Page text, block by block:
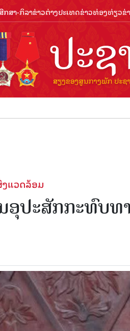
ກສາ-ກິລາຂ່າວຕ່າງປະເທດຂ່າວທ່ອງທ່ຽວຂ່
ຕ້ອ
ແວດລ້ອມ
ອຸປະສັກກະທົບທ